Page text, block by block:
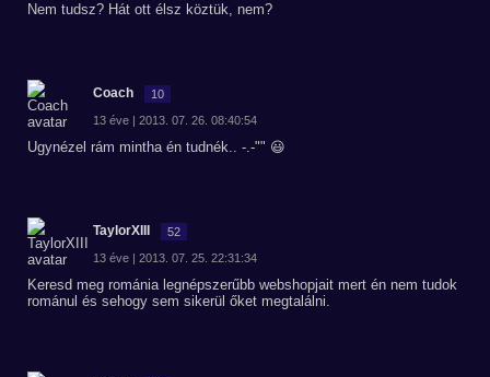
Nem tudsz? Hát ott élsz köztük, nem?
Coach 10
13 éve | 2013. 07. 26. 08:40:54
Ugynézel rám mintha én tudnék.. -.-"" 😃
TaylorXIII 52
13 éve | 2013. 07. 25. 22:31:34
Keresd meg románia legnépszerűbb webshopjait mert én nem tudok
románul és sehogy sem sikerül őket megtalálni.